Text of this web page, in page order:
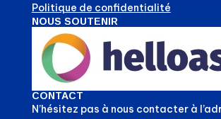
Politique de confidentialité
NOUS SOUTENIR
CONTACT
N’hésitez pas à nous contacter à